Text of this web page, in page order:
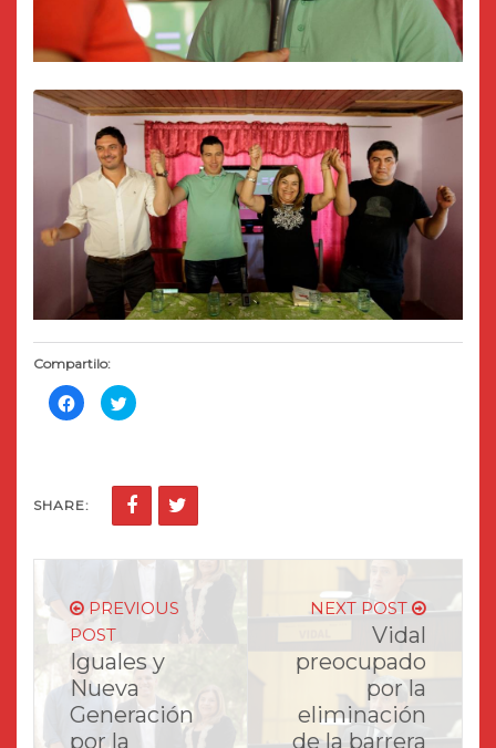
Compartilo:
Haz
clic
en
ventana
Haz
clic
abre
en
una
ventana
SHARE:
PREVIOUS
POST
Iguales y
Nueva
Generación
por la
NEXT POST
Vidal
preocupado
por la
eliminación
de la barrera